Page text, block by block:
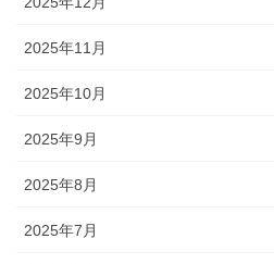
2025年11月
2025年10月
2025年9月
2025年8月
2025年7月